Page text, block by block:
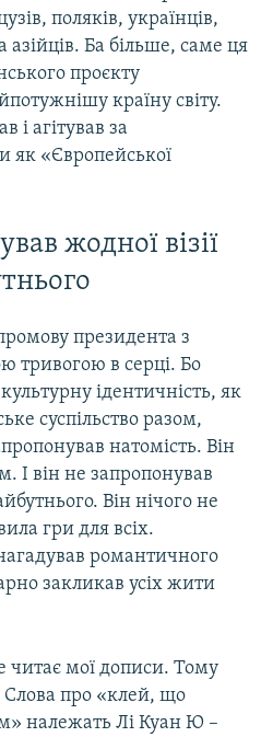
поляків, українців,
азійців. Ба більше, саме ця
проєкту
країну світу.
і агітував за
як «Європейської
жодної візії
президента з
тривогою в серці. Бо
ідентичність, як
суспільство разом,
натомість. Він
І він не запропонував
Він нічого не
гри для всіх.
романтичного
закликав усіх жити
мої дописи. Тому
про «клей, що
належать Лі Куан Ю –